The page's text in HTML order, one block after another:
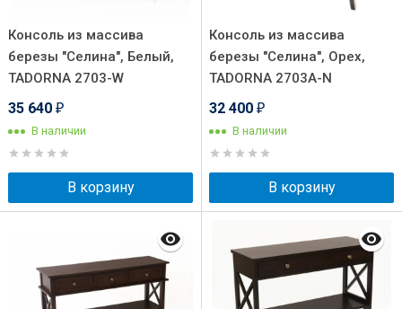
Консоль из массива
березы "Селина", Белый,
TADORNA 2703-W
35 640 ₽
В наличии
В корзину
Консоль из массива
березы "Селина", Орех,
TADORNA 2703A-N
32 400 ₽
В наличии
В корзину